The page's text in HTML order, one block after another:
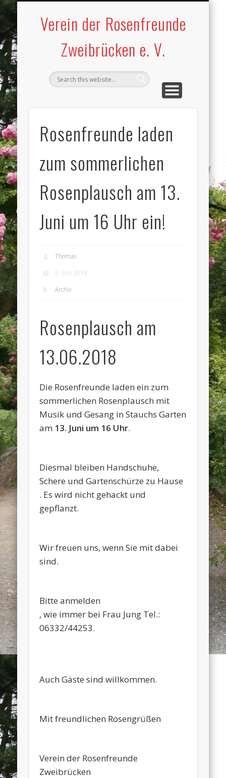
Verein der Rosenfreunde
Zweibrücken e. V.
Rosenfreunde laden
zum sommerlichen
Rosenplausch am 13.
Juni um 16 Uhr ein!
Thomas
9. Juni 2018
Archiv
Rosenplausch am
13.06.2018
Die Rosenfreunde laden ein zum
sommerlichen Rosenplausch mit
Musik und Gesang in Stauchs Garten
am 13. Juni um 16 Uhr.
Diesmal bleiben Handschuhe,
Schere und Gartenschürze zu Hause
. Es wird nicht gehackt und
gepflanzt.
Wir freuen uns, wenn Sie mit dabei
sind.
Bitte anmelden
, wie immer bei Frau Jung Tel.:
06332/44253.
Auch Gäste sind willkommen.
Mit freundlichen Rosengrüßen
Verein der Rosenfreunde
Zweibrücken